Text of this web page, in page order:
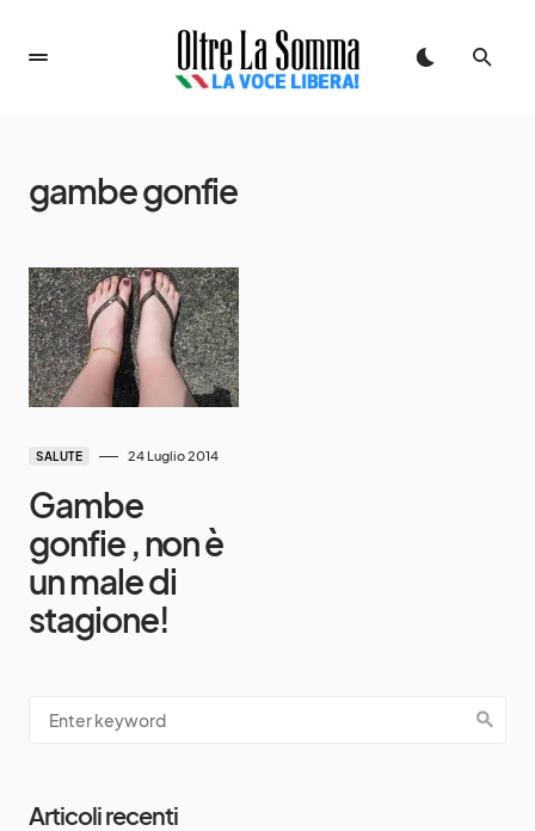
gambe gonfie
SALUTE 24 Luglio 2014
Gambe
gonfie , non è
un male di
stagione!
Articoli recenti